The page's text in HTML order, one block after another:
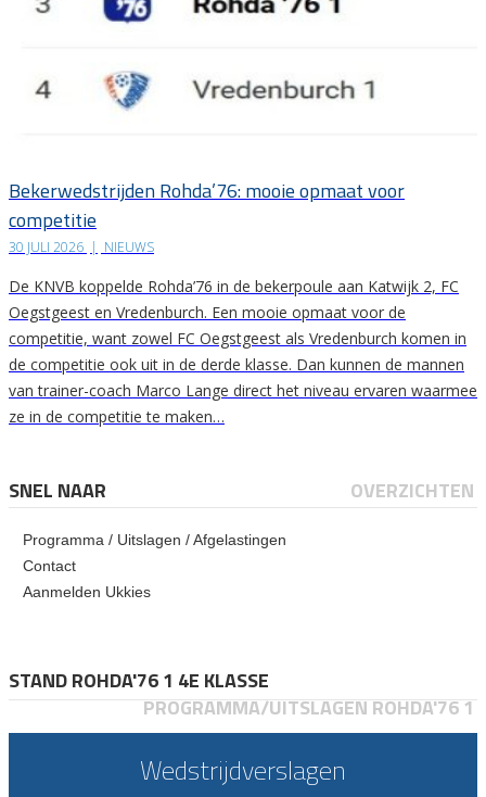
Bekerwedstrijden Rohda’76: mooie opmaat voor
competitie
30 JULI 2026 | NIEUWS
De KNVB koppelde Rohda’76 in de bekerpoule aan Katwijk 2, FC
Oegstgeest en Vredenburch. Een mooie opmaat voor de
competitie, want zowel FC Oegstgeest als Vredenburch komen in
de competitie ook uit in de derde klasse. Dan kunnen de mannen
van trainer-coach Marco Lange direct het niveau ervaren waarmee
ze in de competitie te maken…
SNEL NAAR OVERZICHTEN
Programma / Uitslagen / Afgelastingen
Contact
Aanmelden Ukkies
STAND ROHDA'76 1 4E KLASSE
PROGRAMMA/UITSLAGEN ROHDA'76 1
Wedstrijdverslagen